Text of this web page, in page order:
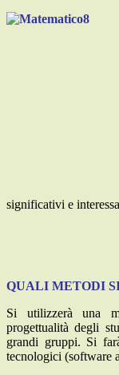
significativi e
QUALI METODI
Si utilizzerà una
progettualità degli
grandi gruppi. Si
tecnologici (software